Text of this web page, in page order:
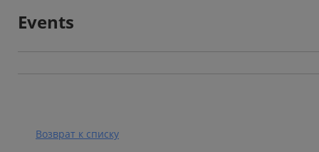
Events
Возврат к списку